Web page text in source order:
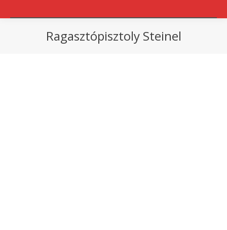
Ragasztópisztoly Steinel